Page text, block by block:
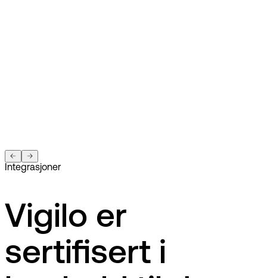
Integrasjoner
Vigilo er
sertifisert i